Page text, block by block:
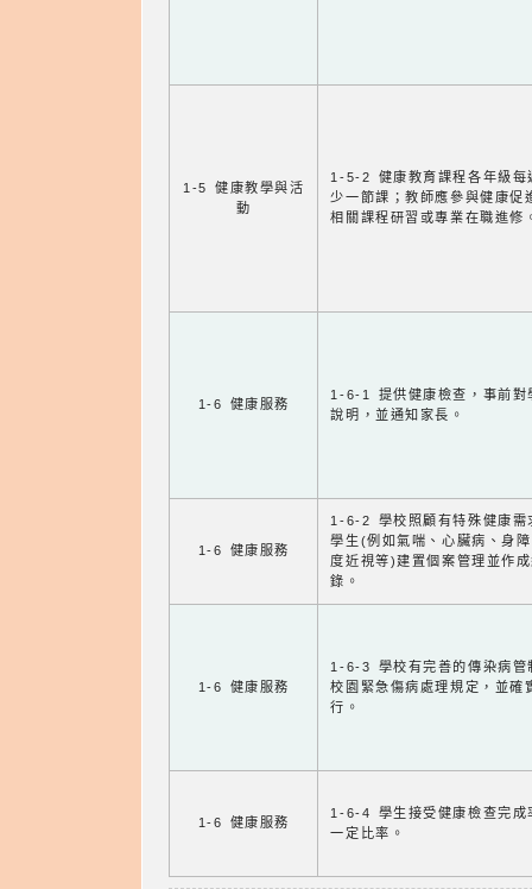
1-5 健康教學與活
動
1-5-2 健康教育課程各年級每
少一節課；教師應參與健康促
相關課程研習或專業在職進修
1-6 健康服務
1-6-1 提供健康檢查，事前對
說明，並通知家長。
1-6 健康服務
1-6-2 學校照顧有特殊健康需
學生(例如氣喘、心臟病、身
度近視等)建置個案管理並作
錄。
1-6 健康服務
1-6-3 學校有完善的傳染病管
校園緊急傷病處理規定，並確
行。
1-6 健康服務
1-6-4 學生接受健康檢查完成
一定比率。